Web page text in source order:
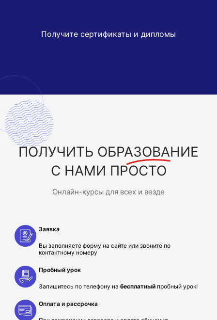
Получите сертификаты и дипломы
ПОЛУЧИТЬ ОБРАЗОВАНИЕ
С НАМИ ПРОСТО
Онлайн-курсы для всех и везде
Заявка
Вы заполняете форму на сайте или звоните по
контактному номеру
Пробный урок
Запишитесь по телефону на бесплатный пробный урок!
Оплата и рассрочка